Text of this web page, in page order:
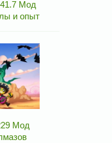
Мод
и опыт
Мод